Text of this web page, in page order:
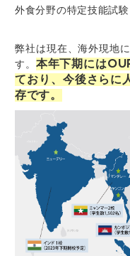
外食分野の特定技能試
弊社は現在、海外現地
す。 本年下期には
ており、今後さらに
存です。